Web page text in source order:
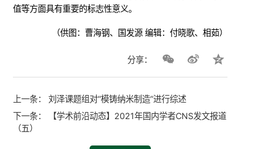
值等方面具有重要的标志性意义。
（供图：曹海钢、国发源 编辑：付晓歌、相茹）
分享：
上一条：刘泽课题组对“模铸纳米制造”进行综述
下一条：
【学术前沿动态】2021年国内学者CNS发文报道
（五）